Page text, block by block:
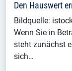
Den Hauswert
Bildquelle:
Wenn Sie in
steht zunächst
sich…